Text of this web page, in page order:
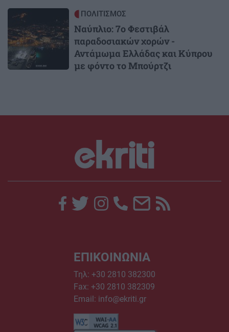
Image ΠΟΛΙΤΙΣΜΟΣ
Ναύπλιο: 7ο Φεστιβάλ
παραδοσιακών χορών -
Αντάμωμα Ελλάδας και Κύπρου
με φόντο το Μπούρτζι
ΕΠΙΚΟΙΝΩΝΙΑ
Τηλ: +30 2810 382300
Fax: +30 2810 382309
Email: info@ekriti.gr